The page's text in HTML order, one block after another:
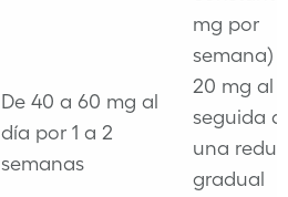
De 40 a 60 mg al
día por 1 a 2
semanas
mg por
semana)
20 mg al
seguida
una
gradual